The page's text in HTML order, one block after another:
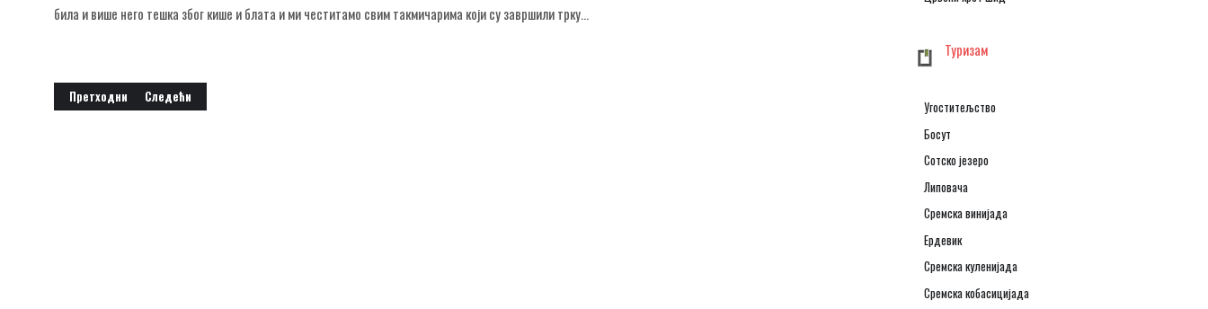
била и више него тешка због кише и блата и ми честитамо свим такмичарима који су завршили трку...
Претходни чланак: МТБ куп Србије у Нишкој Бањи
Претходни Следећи чланак: Б.К. ЈЕДНОТА ШИД УСПЕШНО ЗАВРШИЛА ЦИКЛО КРОС СЕЗОНУ
Следећи
Туризам
Угоститељство
Босут
Сотско језеро
Липовача
Сремска винијада
Ердевик
Сремска куленијада
Сремска кобасицијада